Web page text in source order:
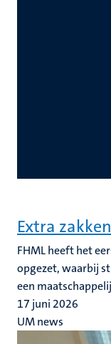
Extra
FHML heeft het
opgezet, waarbij
een
17 juni 2026
UM news